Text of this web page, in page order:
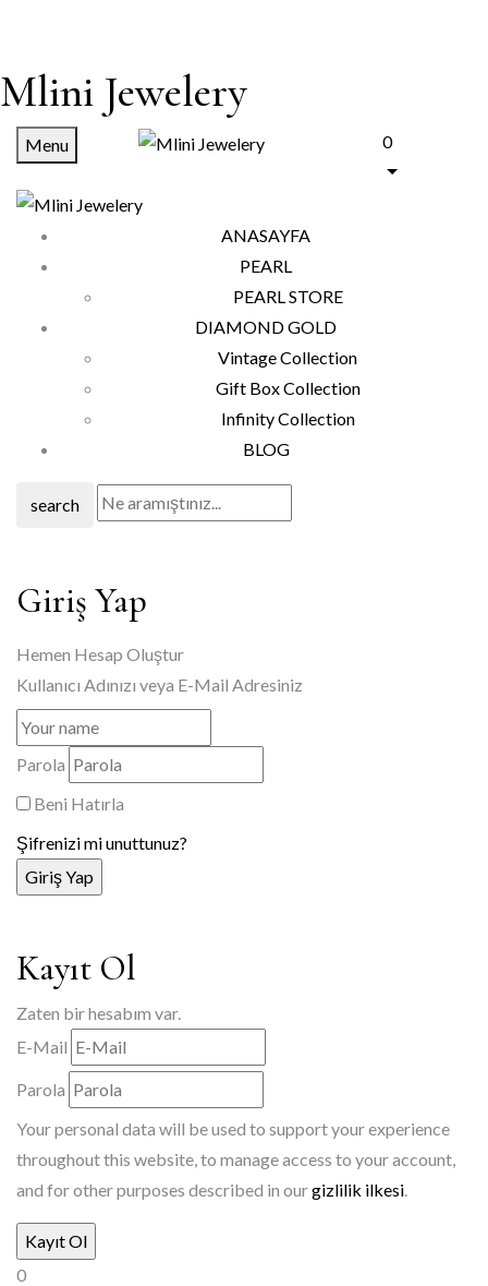
Mlini Jewelery
Menu 0
ANASAYFA
PEARL
PEARL STORE
DIAMOND GOLD
Vintage Collection
Gift Box Collection
Infinity Collection
BLOG
search
Giriş Yap
Hemen Hesap Oluştur
Kullanıcı Adınızı veya E-Mail Adresiniz
Parola
Beni Hatırla
Şifrenizi mi unuttunuz?
Kayıt Ol
Zaten bir hesabım var.
E-Mail
Parola
Your personal data will be used to support your experience
throughout this website, to manage access to your account,
and for other purposes described in ourgizlilik ilkesi.
0